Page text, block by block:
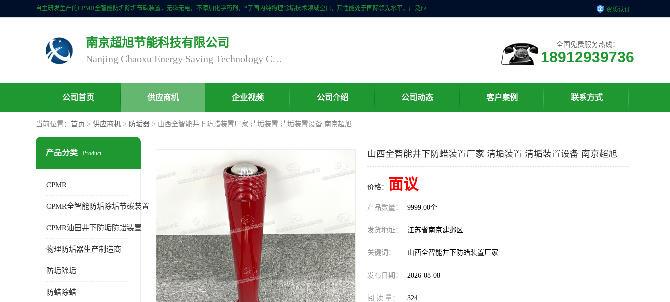
自主研发生产的CPMR全智能防垢除垢节碳装置，无磁无电，不添加化学药剂，*了国内纯物理除垢技术领域空白，其性能处于国际领先水平。广泛应用于石油炼化、钢铁冶炼、电力、煤矿、化工、供暖、压铸、汽车制造、涉水家电等行业。 资质认证
南京超旭节能科技有限公司
Nanjing Chaoxu Energy Saving Technology Co., Ltd
全国免费服务热线：
18912939736
公司首页 供应商机 企业视频 公司介绍 公司动态 客户案例 联系方式
当前位置： 首页 > 供应商机 > 防垢器 > 山西全智能井下防蜡装置厂家 清垢装置 清垢装置设备 南京超旭
产品分类 Product
CPMR
CPMR全智能防垢除垢节碳装置
CPMR油田井下防垢防蜡装置
物理防垢器生产制造商
防垢除垢
防蜡除蜡
山西全智能井下防蜡装置厂家 清垢装置 清垢装置设备 南京超旭
价格： 面议
产品数量： 9999.00个
发货地址： 江苏省南京建邺区
关键词： 山西全智能井下防蜡装置厂家
发布日期： 2026-08-08
阅 读 量： 324